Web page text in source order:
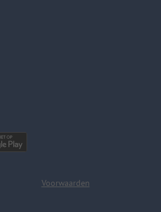
Voorwaarden